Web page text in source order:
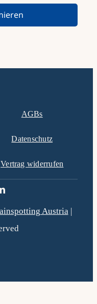
AGBs
Datenschutz
Vertrag widerrufen
Austria|